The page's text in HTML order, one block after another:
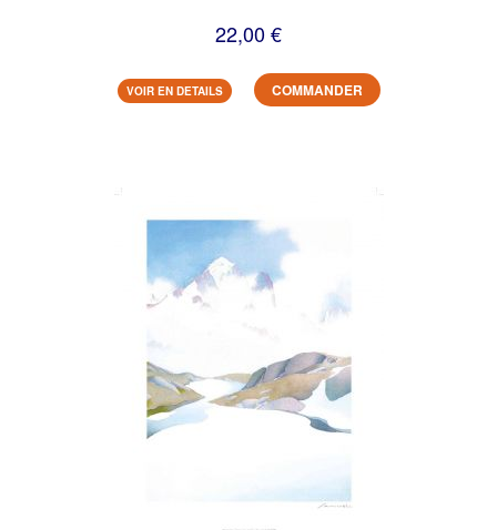
22,00 €
VOIR EN DETAILS COMMANDER